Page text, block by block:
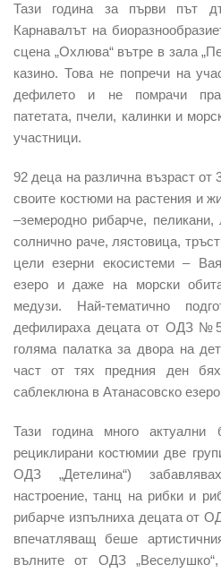
Тази година за първи път
Карнавалът на
сцена „Охлюва“ вътре в зала
казино. Това не попречи на
дефилето и не помрачи
патетата, пчели, калинки и
участници.
92 деца на различна възраст от
своите костюми на растения и
–земеродно рибарче, пеликани,
солнично раче, лястовица,
цели езерни екосистеми –
езеро и даже на морски
медузи. Най-тематично
дефилираха децата от ОДЗ №5
голяма палатка за двора на
част от тях предния ден
саблеклюна в Атанасовско
Тази година много актуални
рециклирани костюмии две
ОДЗ „Детелина“)
настроение, танц на рибки и
рибарче изпълниха децата от
впечатляващ беше
вълните от ОДЗ